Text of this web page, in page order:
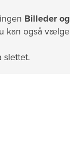
Billeder
kan også
slettet.